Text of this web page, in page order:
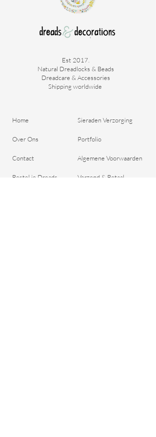
Est 2017.
Natural Dreadlocks & Beads
Dreadcare & Accessories
Shipping worldwide ​
Home
Over Ons
Contact
Bestel je Dreads
Sieraden Verzorging
Portfolio
Algemene Voorwaarden
Verzend & Betaal